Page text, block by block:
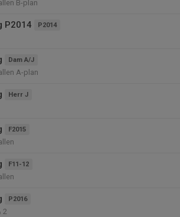
B-plan
P2014 P2014
Dam A/J
A-plan
Herr J
F2015
F11-12
P2016
2